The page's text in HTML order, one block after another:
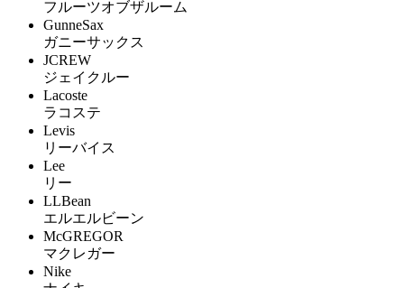
フルーツオブザルーム
GunneSax
ガニーサックス
JCREW
ジェイクルー
Lacoste
ラコステ
Levis
リーバイス
Lee
リー
LLBean
エルエルビーン
McGREGOR
マクレガー
Nike